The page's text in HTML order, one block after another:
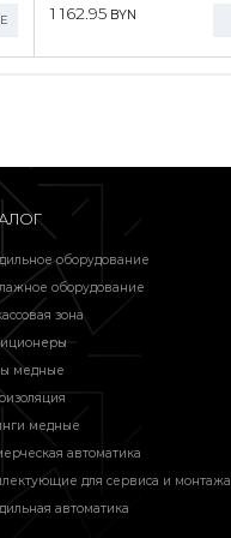
1 162.95 BYN
оборудование
оборудование
зона
медные
медные
автоматика
для сервиса и монтажа
автоматика